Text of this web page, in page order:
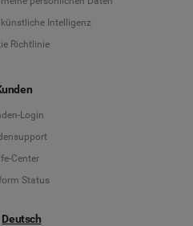
Intelligenz
Richtlinie
Login
Center
Status
Deutsch
English